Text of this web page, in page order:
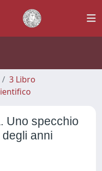
3 Libro
Uno specchio
anni